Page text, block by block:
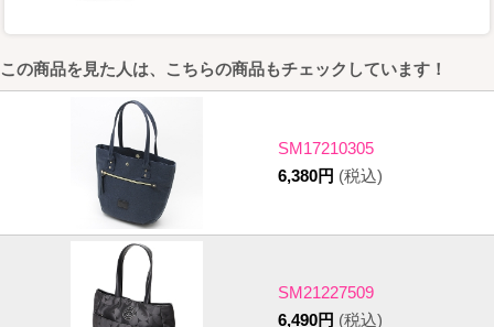
この商品を見た人は、こちらの商品もチェックしています！
SM17210305
6,380円 (税込)
SM21227509
6,490円 (税込)